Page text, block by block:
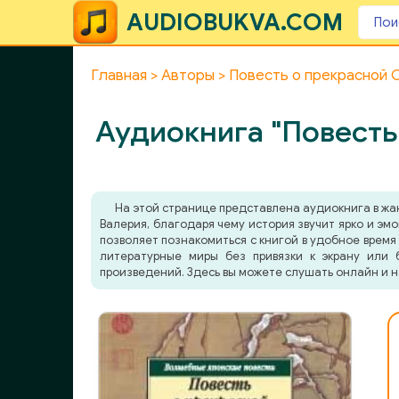
AUDIOBUKVA.COM
Главная Авторы Повесть о прекрасной
Аудиокнига
На этой странице представлена аудиокнига в
Валерия, благодаря чему история звучит ярко и
позволяет познакомиться с книгой в удобное
литературные миры без привязки к экрану
произведений. Здесь вы можете слушать онлайн и